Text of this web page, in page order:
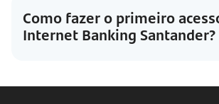
Como fazer o primeiro
Internet Banking Santander?